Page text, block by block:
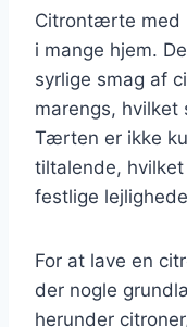
Citrontærte med
i mange hjem.
syrlige smag af
marengs, hvilket
Tærten er ikke
tiltalende,
festlige
For at lave en
der nogle
herunder